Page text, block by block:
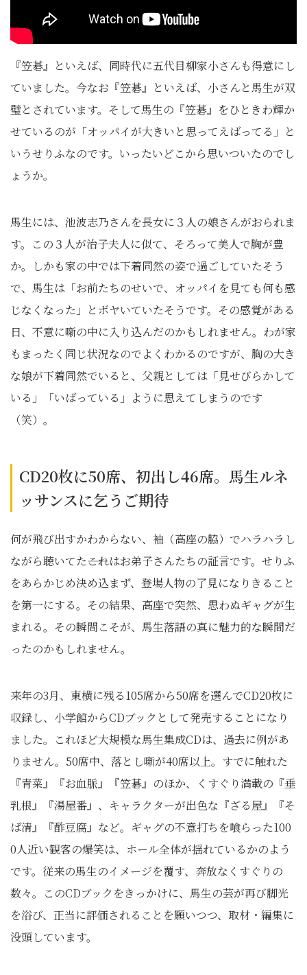
『笠碁』といえば、同時代に五代目柳家小さんも得意にし
ていました。今なお『笠碁』といえば、小さんと馬生が双
璧とされています。そして馬生の『笠碁』をひときわ輝か
せているのが「オッパイが大きいと思ってえばってる」と
いうせりふなのです。いったいどこから思いついたのでし
ょうか。
馬生には、池波志乃さんを長女に３人の娘さんがおられま
す。この３人が治子夫人に似て、そろって美人で胸が豊
か。しかも家の中では下着同然の姿で過ごしていたそう
で、馬生は「お前たちのせいで、オッパイを見ても何も感
じなくなった」とボヤいていたそうです。その感覚がある
日、不意に噺の中に入り込んだのかもしれません。わが家
もまったく同じ状況なのでよくわかるのですが、胸の大き
な娘が下着同然でいると、父親としては「見せびらかして
いる」「いばっている」ように思えてしまうのです
（笑）。
CD20枚に50席、初出し46席。馬生ルネ
ッサンスに乞うご期待
何が飛び出すかわからない、袖（高座の脇）でハラハラし
ながら聴いてた――これはお弟子さんたちの証言です。せりふ
をあらかじめ決め込まず、登場人物の了見になりきること
を第一にする。その結果、高座で突然、思わぬギャグが生
まれる。その瞬間こそが、馬生落語の真に魅力的な瞬間だ
ったのかもしれません。
来年の3月、東横に残る105席から50席を選んでCD20枚に
収録し、小学館からCDブックとして発売することになり
ました。これほど大規模な馬生集成CDは、過去に例があ
りません。50席中、落とし噺が40席以上。すでに触れた
『青菜』『お血脈』『笠碁』のほか、くすぐり満載の『垂
乳根』『湯屋番』、キャラクターが出色な『ざる屋』『そ
ば清』『酢豆腐』など。ギャグの不意打ちを喰らった100
0人近い観客の爆笑は、ホール全体が揺れているかのよう
です。従来の馬生のイメージを覆す、奔放なくすぐりの
数々。このCDブックをきっかけに、馬生の芸が再び脚光
を浴び、正当に評価されることを願いつつ、取材・編集に
没頭しています。